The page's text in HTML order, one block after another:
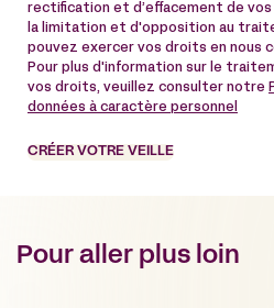
rectification et d’effacement de
la limitation et d'opposition au
pouvez exercer vos droits en nous
Pour plus d'information sur le
vos droits, veuillez consulter notre
données à caractère personnel
CRÉER VOTRE VEILLE
Pour aller plus loin